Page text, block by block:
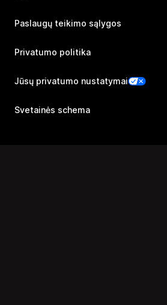
Paslaugų teikimo sąlygos
Privatumo politika
Jūsų privatumo nustatymai
Svetainės schema